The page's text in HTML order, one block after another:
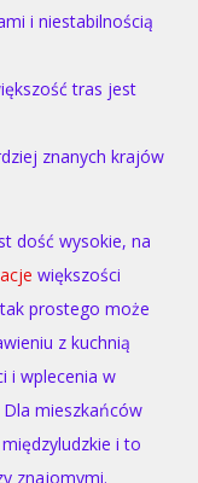
i niestabilnością
tras jest
znanych krajów
dość wysokie, na
większości
prostego może
z kuchnią
i wplecenia w
mieszkańców
i to
znajomymi.